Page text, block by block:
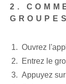
2.
Ouvrez
Entrez le
Appuyez